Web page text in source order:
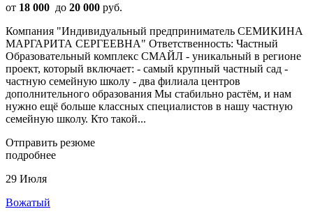
от 18 000 до 20 000 руб.
Компания "Индивидуальный предприниматель СЕМИКИНА
МАРГАРИТА СЕРГЕЕВНА" Ответственность: Частный
Образовательный комплекс СМАЙЛ - уникальный в регионе
проект, который включает: - самый крупный частный сад -
частную семейную школу - два филиала центров
дополнительного образования Мы стабильно растём, и нам
нужно ещё больше классных специалистов в нашу частную
семейную школу. Кто такой...
Отправить резюме
подробнее
29 Июля
Вожатый